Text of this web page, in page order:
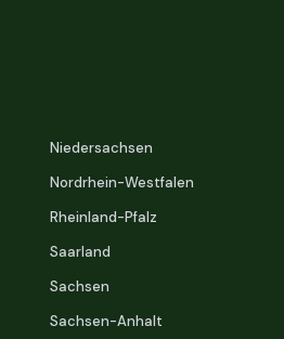
Niedersachsen
Nordrhein-Westfalen
Rheinland-Pfalz
Saarland
Sachsen
Sachsen-Anhalt